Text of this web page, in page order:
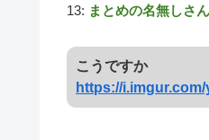
13: まとめの名無しさ
こうですか
https://